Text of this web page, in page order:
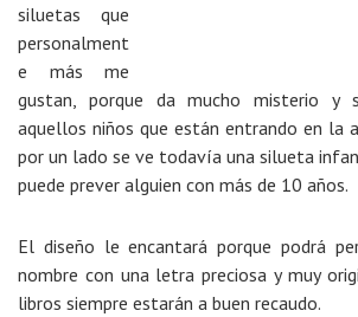
siluetas que
personalment
e más me
gustan, porque da mucho misterio y
aquellos niños que están entrando en la
por un lado se ve todavía una silueta
puede prever alguien con más de 10 años.
El diseño le encantará porque podrá
nombre con una letra preciosa y muy
libros siempre estarán a buen recaudo.